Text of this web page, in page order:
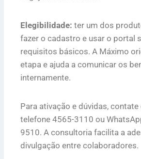
Elegibilidade: ter um dos
fazer o cadastro e usar o portal
requisitos básicos. A Máximo
etapa e ajuda a comunicar os
internamente.
Para ativação e dúvidas,
telefone 4565-3110 ou
9510. A consultoria facilita a
divulgação entre colaboradores.